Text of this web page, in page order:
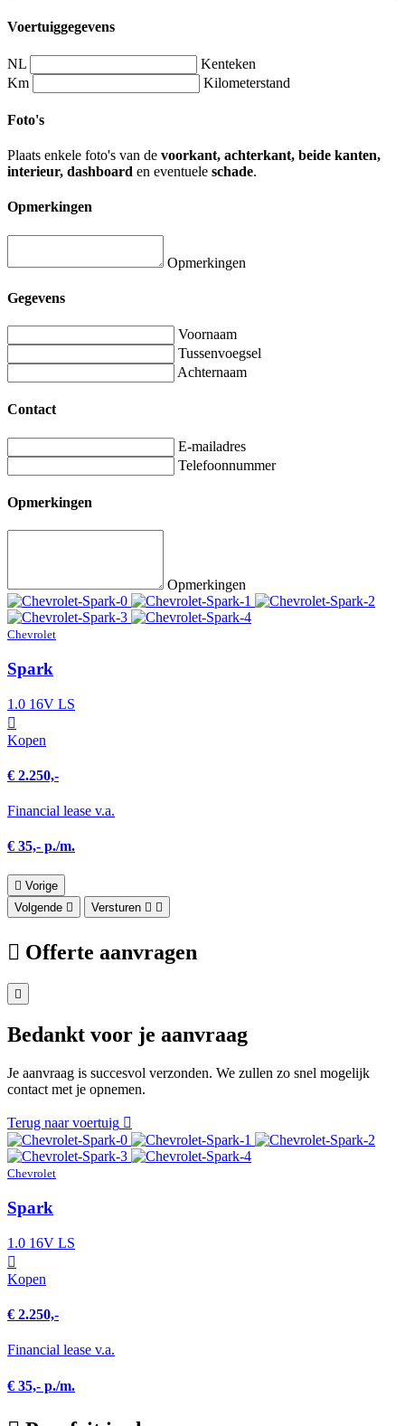
Voertuiggegevens
NL
Kenteken
Km
Kilometerstand
Foto's
Plaats enkele foto's van de voorkant, achterkant, beide kanten,
interieur, dashboard en eventuele schade.
Opmerkingen
Opmerkingen
Gegevens
Voornaam
Tussenvoegsel
Achternaam
Contact
E-mailadres
Telefoonnummer
Opmerkingen
Opmerkingen
Chevrolet
Spark
1.0 16V LS
Kopen
€ 2.250,-
Financial lease v.a.
€ 35,- p./m.
Vorige
Volgende
Versturen
Offerte aanvragen
Bedankt voor je aanvraag
Je aanvraag is succesvol verzonden. We zullen zo snel mogelijk
contact met je opnemen.
Terug naar voertuig
Chevrolet
Spark
1.0 16V LS
Kopen
€ 2.250,-
Financial lease v.a.
€ 35,- p./m.